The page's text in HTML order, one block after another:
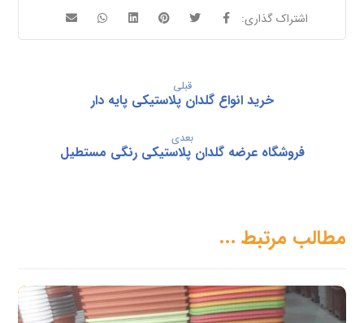
قبلی
خرید انواع گلدان پلاستیکی پایه دار
بعدی
فروشگاه عرضه گلدان پلاستیکی رنگی مستطیل
مطالب مرتبط ...